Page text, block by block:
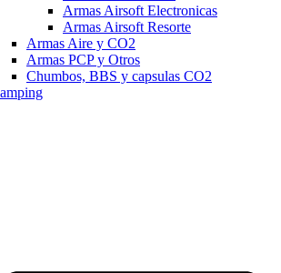
Armas Airsoft Electronicas
Armas Airsoft Resorte
Armas Aire y CO2
Armas PCP y Otros
Chumbos, BBS y capsulas CO2